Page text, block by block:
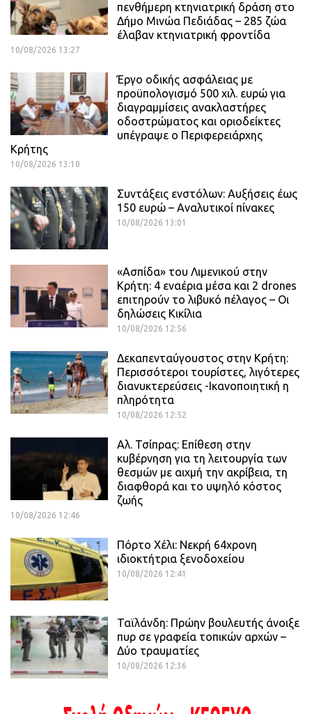
πενθήμερη κτηνιατρική δράση στο
Δήμο Μινώα Πεδιάδας – 285 ζώα
έλαβαν κτηνιατρική φροντίδα
10/08/2026 13:27
Έργο οδικής ασφάλειας με
προϋπολογισμό 500 χιλ. ευρώ για
διαγραμμίσεις ανακλαστήρες
οδοστρώματος και οριοδείκτες
υπέγραψε ο Περιφερειάρχης
Κρήτης
10/08/2026 13:10
Συντάξεις ενστόλων: Αυξήσεις έως
150 ευρώ – Αναλυτικοί πίνακες
10/08/2026 13:01
«Ασπίδα» του Λιμενικού στην
Κρήτη: 4 εναέρια μέσα και 2 drones
επιτηρούν το λιβυκό πέλαγος – Οι
δηλώσεις Κικίλια
10/08/2026 12:56
Δεκαπενταύγουστος στην Κρήτη:
Περισσότεροι τουρίστες, λιγότερες
διανυκτερεύσεις -Ικανοποιητική η
πληρότητα
10/08/2026 12:52
Αλ. Τσίπρας: Επίθεση στην
κυβέρνηση για τη λειτουργία των
θεσμών με αιχμή την ακρίβεια, τη
διαφθορά και το υψηλό κόστος
ζωής
10/08/2026 12:46
Πόρτο Χέλι: Νεκρή 64χρονη
ιδιοκτήτρια ξενοδοχείου
10/08/2026 12:41
Ταϊλάνδη: Πρώην βουλευτής άνοιξε
πυρ σε γραφεία τοπικών αρχών –
Δύο τραυματίες
10/08/2026 12:36